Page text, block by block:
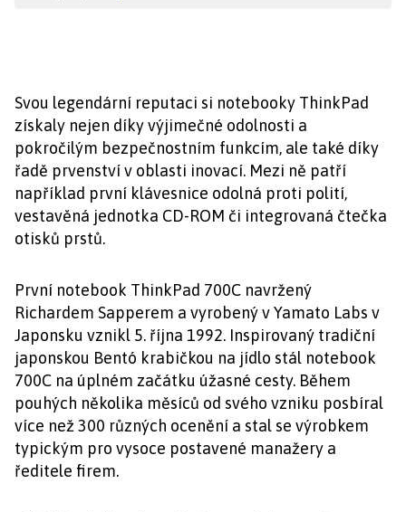
Svou legendární reputaci si notebooky ThinkPad
získaly nejen díky výjimečné odolnosti a
pokročilým bezpečnostním funkcím, ale také díky
řadě prvenství v oblasti inovací. Mezi ně patří
například první klávesnice odolná proti polití,
vestavěná jednotka CD-ROM či integrovaná čtečka
otisků prstů.
První notebook ThinkPad 700C navržený
Richardem Sapperem a vyrobený v Yamato Labs v
Japonsku vznikl 5. října 1992. Inspirovaný tradiční
japonskou Bentó krabičkou na jídlo stál notebook
700C na úplném začátku úžasné cesty. Během
pouhých několika měsíců od svého vzniku posbíral
více než 300 různých ocenění a stal se výrobkem
typickým pro vysoce postavené manažery a
ředitele firem.